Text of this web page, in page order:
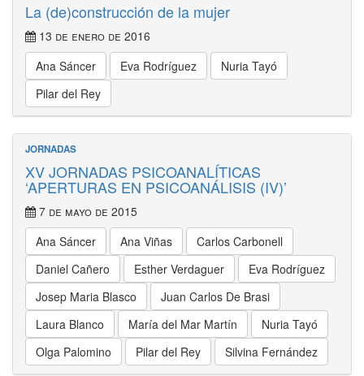
La (de)construcción de la mujer
13 de enero de 2016
Ana Sáncer
Eva Rodríguez
Nuria Tayó
Pilar del Rey
JORNADAS
XV JORNADAS PSICOANALÍTICAS
‘APERTURAS EN PSICOANÁLISIS (IV)’
7 de mayo de 2015
Ana Sáncer
Ana Viñas
Carlos Carbonell
Daniel Cañero
Esther Verdaguer
Eva Rodríguez
Josep Maria Blasco
Juan Carlos De Brasi
Laura Blanco
María del Mar Martín
Nuria Tayó
Olga Palomino
Pilar del Rey Silvina Fernández